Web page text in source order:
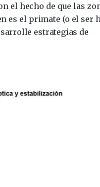
el hecho de que las
es el primate (o el ser
estrategias de